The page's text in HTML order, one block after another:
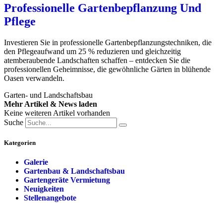
Professionelle Gartenbepflanzung Und
Pflege
Investieren Sie in professionelle Gartenbepflanzungstechniken, die
den Pflegeaufwand um 25 % reduzieren und gleichzeitig
atemberaubende Landschaften schaffen – entdecken Sie die
professionellen Geheimnisse, die gewöhnliche Gärten in blühende
Oasen verwandeln.
Garten- und Landschaftsbau
Mehr Artikel & News laden
Keine weiteren Artikel vorhanden
Suche
Kategorien
Galerie
Gartenbau & Landschaftsbau
Gartengeräte Vermietung
Neuigkeiten
Stellenangebote